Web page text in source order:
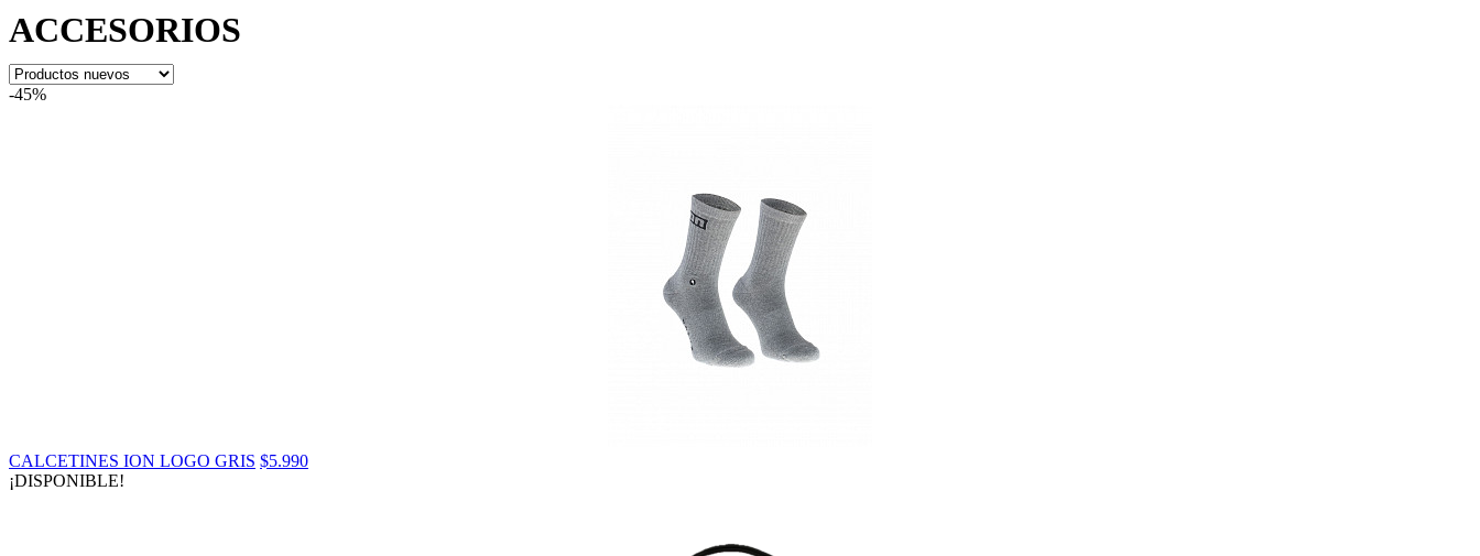
ACCESORIOS
-45%
CALCETINES ION LOGO GRIS $5.990
¡DISPONIBLE!